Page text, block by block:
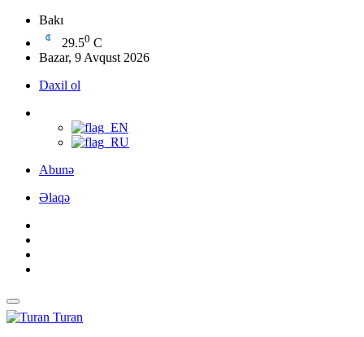
Bakı
29.50 C
Bazar, 9 Avqust 2026
Daxil ol
Abunə
Əlaqə
Turan